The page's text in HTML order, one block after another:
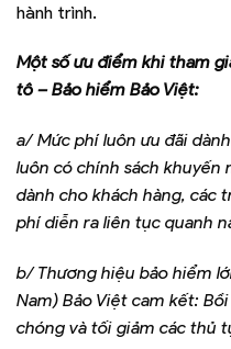
hành trình.
Một số ưu điểm khi tham
tô – Bảo hiểm Bảo Việt:
a/ Mức phí luôn ưu đãi
luôn có chính sách khuyến
dành cho khách hàng, các
phí diễn ra liên tục quanh
b/ Thương hiệu bảo hiểm
Nam) Bảo Việt cam kết:
chóng và tối giảm các thủ